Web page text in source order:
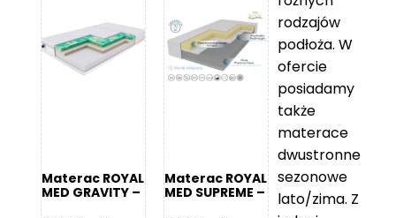
8
739 zł
6
044 zł
Materac ROYAL
MED GRAVITY –
Materac ROYAL
MED SUPREME –
rodzajów
podłoża. W
ofercie
posiadamy
także
materace
dwustronne
sezonowe
lato/zima. Z